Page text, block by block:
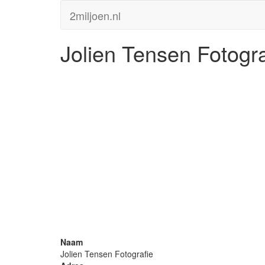
2miljoen.nl
Jolien Tensen
Naam
Jolien Tensen Fotografie